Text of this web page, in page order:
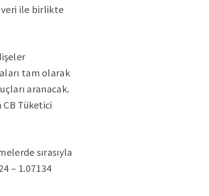
ile birlikte
tam olarak
aranacak.
CB Tüketici
sırasıyla
– 1.07134